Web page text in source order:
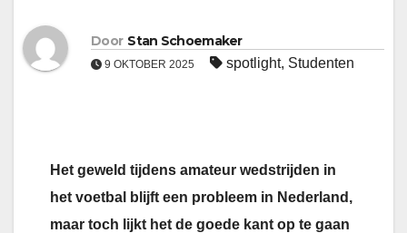
Door Stan Schoemaker
9 OKTOBER 2025 spotlight, Studenten
Het geweld tijdens amateur wedstrijden in
het voetbal blijft een probleem in Nederland,
maar toch lijkt het de goede kant op te gaan